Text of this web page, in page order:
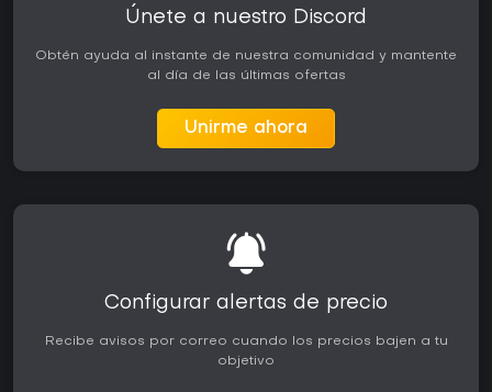
Únete a nuestro Discord
Obtén ayuda al instante de nuestra comunidad y mantente
al día de las últimas ofertas
Unirme ahora
Configurar alertas de precio
Recibe avisos por correo cuando los precios bajen a tu
objetivo